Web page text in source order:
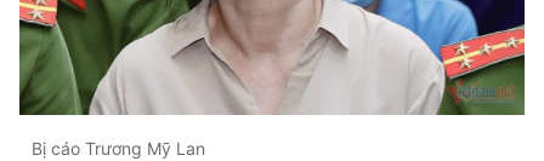
Bị cáo Trương Mỹ Lan